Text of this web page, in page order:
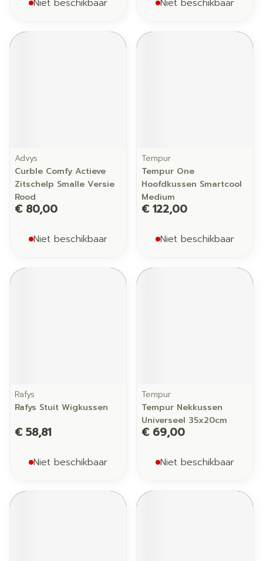
Niet beschikbaar Niet beschikbaar
Advys
Curble Comfy Actieve
Zitschelp Smalle Versie
Rood
€ 80,00
Niet beschikbaar
Tempur
Tempur One
Hoofdkussen Smartcool
Medium
€ 122,00
Niet beschikbaar
Rafys
Rafys Stuit Wigkussen
€ 58,81
Niet beschikbaar
Tempur
Tempur Nekkussen
Universeel 35x20cm
€ 69,00
Niet beschikbaar